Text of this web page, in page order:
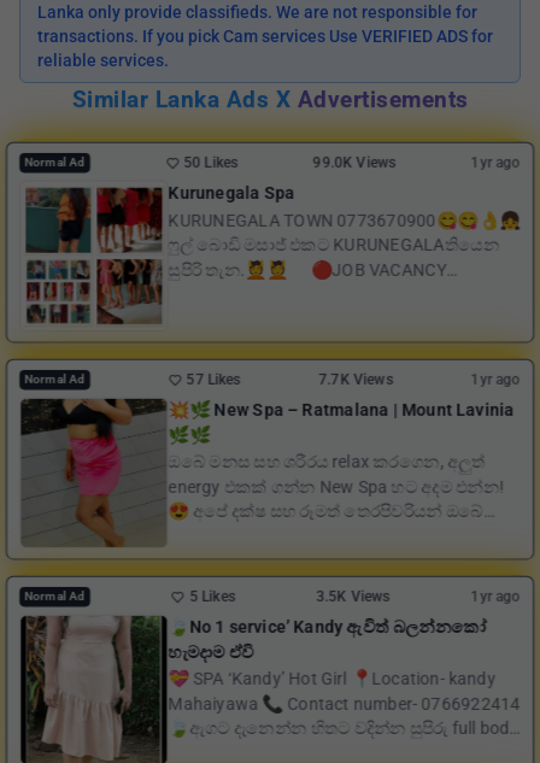
Lanka only provide classifieds. We are not responsible for
transactions. If you pick Cam services Use VERIFIED ADS for
reliable services.
Similar Lanka Ads X Advertisements
Normal Ad 50 Likes 99.0K Views 1yr ago
Kurunegala Spa
KURUNEGALA TOWN 0773670900😋😋👌👧
ෆුල් බොඩි මසාජ් එකට KURUNEGALAතියෙන
සුපිරි තැන.💆💆 🔴JOB VACANCY
Normal Ad 57 Likes 7.7K Views 1yr ago
💥🌿 New Spa – Ratmalana | Mount Lavinia
🌿🌿
ඔබේ මනස සහ ශරීරය relax කරගෙන, අලුත්
energy එකක් ගන්න New Spa හට අදම එන්න!
😍 අපේ දක්ෂ සහ රූමත් තෙරපිවරියන් ඔබේ
Normal Ad 5 Likes 3.5K Views 1yr ago
🍃No 1 service’ Kandy ඇවිත් බලන්නකෝ
හැමදාම ඒවි
💝 SPA ‘Kandy’ Hot Girl 📍Location- kandy
Mahaiyawa 📞 Contact number- 0766922414
🍃ඇගට දැනෙන්න හිතට වදින්න සුපිරු full body